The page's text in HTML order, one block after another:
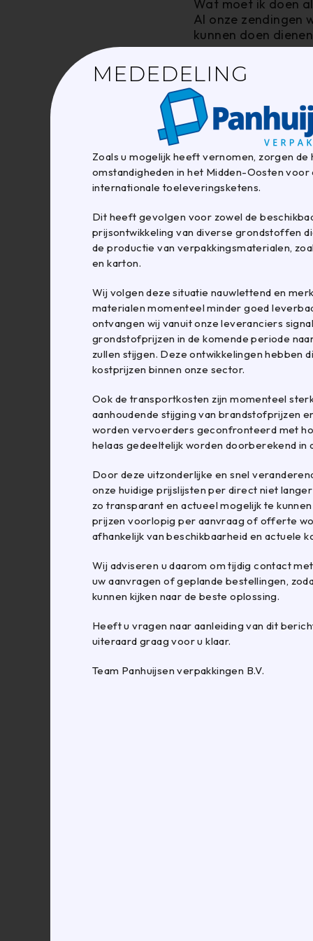
Wat moet ik doen
Al onze zendingen
kunnen doen
1 foto van de
1 foto van de
1 foto van de
2 duidelijke
Klachten
Wij raden u aan
melden voor
consumenten in de
Europese
klacht nog niet
het platform van de
Wat is jullie
U heeft het recht
annuleren. U
dan het volledige
retour van u thuis
6,95 euro per
Wat zijn jullie
Onze
Verkoop en
Maandag
Woensdag
MEDEDELING
Zoals u mogelijk heeft vernomen, zorgen
omstandigheden in het Midden-Oosten voor
internationale toeleveringsketens.
Dit heeft gevolgen voor zowel de
prijsontwikkeling van diverse grondstoffen
de productie van verpakkingsmaterialen,
en karton.
Wij volgen deze situatie nauwlettend en
materialen momenteel minder goed
ontvangen wij vanuit onze leveranciers
grondstofprijzen in de komende periode
zullen stijgen. Deze ontwikkelingen hebben
kostprijzen binnen onze sector.
Ook de transportkosten zijn momenteel
aanhoudende stijging van brandstofprijzen
worden vervoerders geconfronteerd met
helaas gedeeltelijk worden doorberekend in
Door deze uitzonderlijke en snel
onze huidige prijslijsten per direct niet
zo transparant en actueel mogelijk te
prijzen voorlopig per aanvraag of offerte
afhankelijk van beschikbaarheid en actuele
Wij adviseren u daarom om tijdig contact
uw aanvragen of geplande bestellingen,
kunnen kijken naar de beste oplossing.
Heeft u vragen naar aanleiding van dit
uiteraard graag voor u klaar.
Team Panhuijsen verpakkingen B.V.